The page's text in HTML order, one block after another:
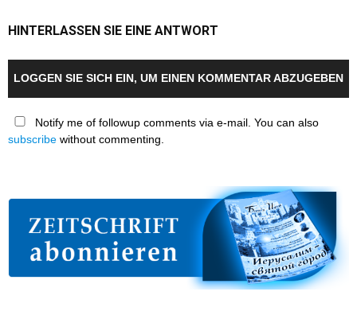
HINTERLASSEN SIE EINE ANTWORT
LOGGEN SIE SICH EIN, UM EINEN KOMMENTAR ABZUGEBEN
Notify me of followup comments via e-mail. You can also
subscribe without commenting.